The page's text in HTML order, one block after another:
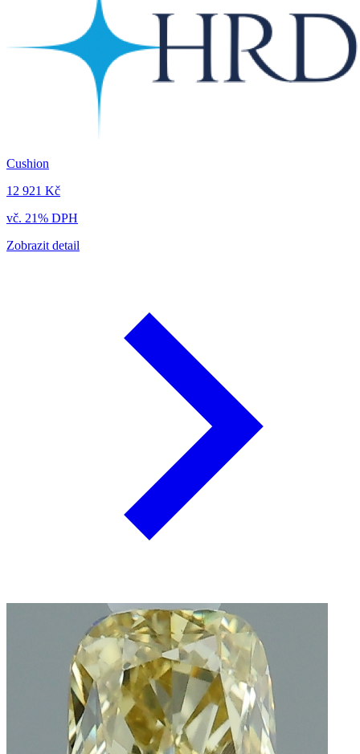
Cushion
12 921 Kč
vč. 21% DPH
Zobrazit detail